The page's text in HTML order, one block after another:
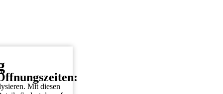
Mit diesen